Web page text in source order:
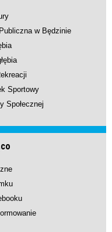
w Będzinie
Sportowy
Społecznej